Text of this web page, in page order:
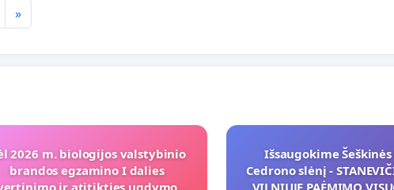
»
2026 m. biologijos valstybinio
brandos egzamino I dalies
Išsaugokime
Cedrono slėnį -